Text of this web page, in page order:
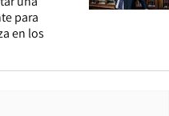
para
en los